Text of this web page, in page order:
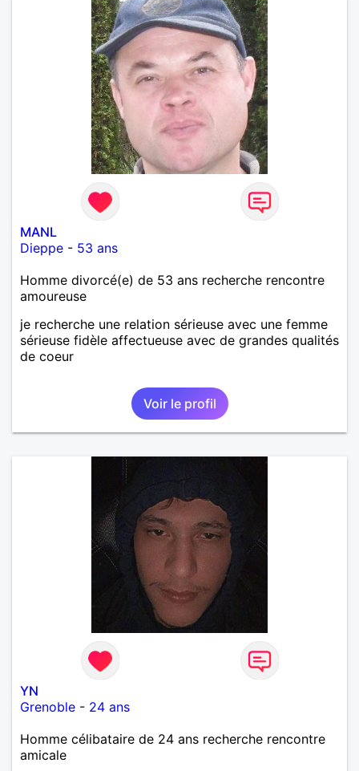
Pierre Bacri, Stephen King, Oasis, les films de Tim
Burton, d’Hitchcock ou des frères Coen ; entre
autres - partir ensemble, de temps en temps, avec
ou sans enfants ; puis revenir Enfin, je précise que je
suis juif (non pratiquant), car je sais que pour
certains, hélas, c’est un obstacle… À bientôt peut-
MANL
Dieppe - 53 ans
Homme divorcé(e) de 53 ans recherche rencontre
amoureuse
je recherche une relation sérieuse avec une femme
sérieuse fidèle affectueuse avec de grandes qualités
de coeur
Voir le profil
YN
Grenoble - 24 ans
Homme célibataire de 24 ans recherche rencontre
amicale